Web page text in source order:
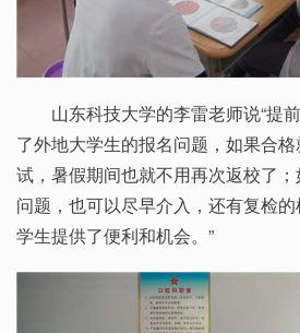
山东科技大学的李雷老师说“提
了外地大学生的报名问题，如果合
试，暑假期间也就不用再次返校了
问题，也可以尽早介入，还有复检
学生提供了便利和机会。”